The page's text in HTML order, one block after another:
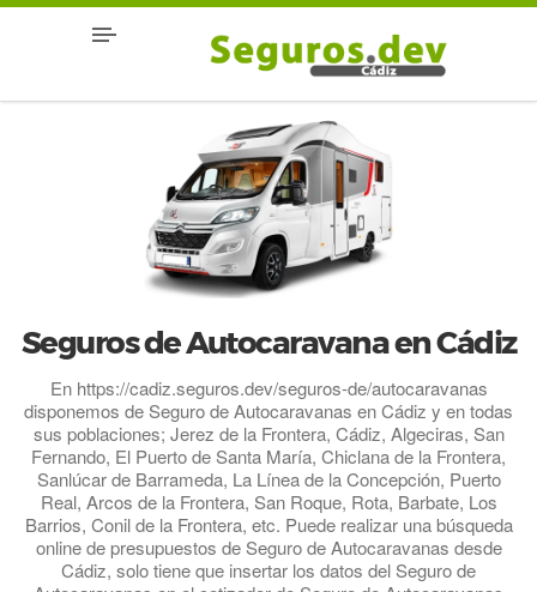
Seguros de Autocaravana en Cádiz
En https://cadiz.seguros.dev/seguros-de/autocaravanas
disponemos de Seguro de Autocaravanas en Cádiz y en todas
sus poblaciones; Jerez de la Frontera, Cádiz, Algeciras, San
Fernando, El Puerto de Santa María, Chiclana de la Frontera,
Sanlúcar de Barrameda, La Línea de la Concepción, Puerto
Real, Arcos de la Frontera, San Roque, Rota, Barbate, Los
Barrios, Conil de la Frontera, etc. Puede realizar una búsqueda
online de presupuestos de Seguro de Autocaravanas desde
Cádiz, solo tiene que insertar los datos del Seguro de